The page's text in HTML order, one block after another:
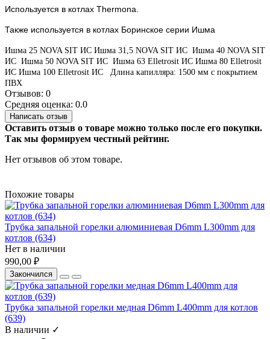
Используется в котлах Thermona.
Также используется в котлах Боринское серии Ишма
Ишма 25 NOVA SIT ИС Ишма 31,5 NOVA SIT ИС Ишма 40 NOVA SIT
ИС Ишма 50 NOVA SIT ИС Ишма 63 Elletrosit ИС Ишма 80 Elletrosit
ИС Ишма 100 Elletrosit ИС
Длина капилляра: 1500 мм с покрытием
ПВХ
Отзывов: 0
Средняя оценка: 0.0
Написать отзыв
Оставить отзыв о товаре можно только после его покупки.
Так мы формируем честный рейтинг.
Нет отзывов об этом товаре.
Похожие товары
Трубка запальной горелки алюминиевая D6mm L300mm для
котлов (634)
Нет в наличии
990,00 ₽
Закончился
Трубка запальной горелки медная D6mm L400mm для котлов
(639)
В наличии ✓